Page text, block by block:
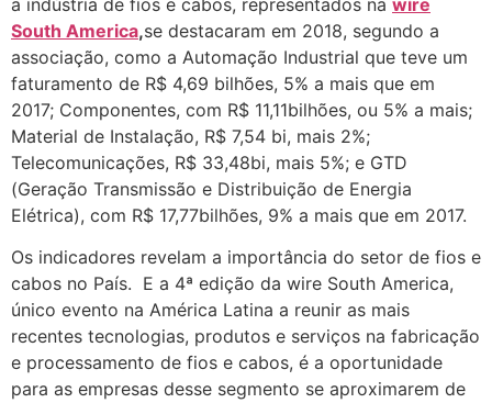
South America,se destacaram em 2018, segundo a
associação, como a Automação Industrial que teve um
faturamento de R$ 4,69 bilhões, 5% a mais que em
2017; Componentes, com R$ 11,11bilhões, ou 5% a mais;
Material de Instalação, R$ 7,54 bi, mais 2%;
Telecomunicações, R$ 33,48bi, mais 5%; e GTD
(Geração Transmissão e Distribuição de Energia
Elétrica), com R$ 17,77bilhões, 9% a mais que em 2017.
Os indicadores revelam a importância do setor de fios e
cabos no País. E a 4ª edição da wire South America,
único evento na América Latina a reunir as mais
recentes tecnologias, produtos e serviços na fabricação
e processamento de fios e cabos, é a oportunidade
para as empresas desse segmento se aproximarem de